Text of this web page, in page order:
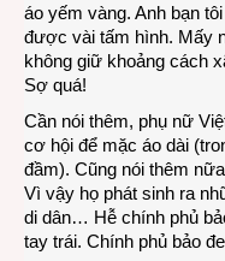
áo yếm vàng. Anh bạn
được vài tấm hình. Mấy
không giữ khoảng cách
Sợ quá!
Cần nói thêm, phụ nữ
cơ hội để mặc áo dài
đầm). Cũng nói thêm
Vì vậy họ phát sinh ra
di dân… Hễ chính phủ
tay trái. Chính phủ bảo